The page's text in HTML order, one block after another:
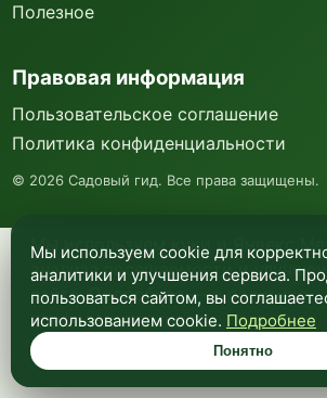
Мы используем куки и Яндекс
анализа посещаемости и
сайта. Подробнее —в политике
конфиденциальности.
Понятно
Полезное
Правовая информация
Пользовательское соглашение
Политика конфиденциальности
© 2026 Садовый гид. Все права защищены.
Мы используем cookie для
аналитики и улучшения сервиса.
пользоваться сайтом, вы
использованием cookie. Подробнее
Понятно